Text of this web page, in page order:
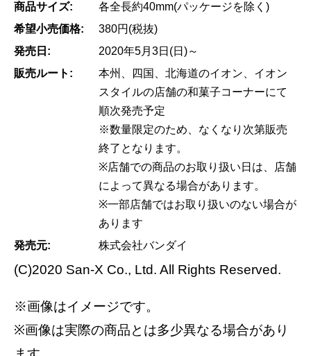
商品サイズ:
各全長約40mm(パッケージを除く)
希望小売価格:
380円(税抜)
発売日:
2020年5月3日(日)～
販売ルート:
本州、四国、北海道のイオン、イオン
スタイルの店舗の和菓子コーナーにて
順次発売予定
※数量限定のため、なくなり次第販売
終了となります。
※店舗での商品のお取り扱い日は、店舗
によって異なる場合があります。
※一部店舗ではお取り扱いのない場合が
あります
発売元:
株式会社バンダイ
(C)2020 San-X Co., Ltd. All Rights Reserved.
※画像はイメージです。
※画像は実際の商品とは多少異なる場合があり